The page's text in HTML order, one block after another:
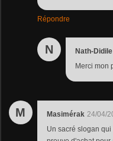
Répondre
N Nath-Didile
Merci mon
M Masimérak 24/04/
Un sacré slogan